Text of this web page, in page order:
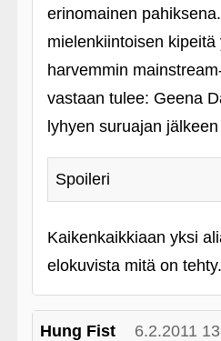
erinomainen
mielenkiintoisen
harvemmin
vastaan tulee: Geena
lyhyen suruajan jälkeen
Spoileri
Kaikenkaikkiaan yksi
elokuvista mitä on tehty.
Hung Fist 6.2.2011